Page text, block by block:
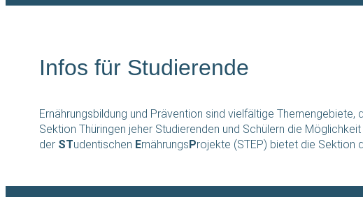
Infos für Studierende
Ernährungsbildung und Prävention sind vielfältige
Sektion Thüringen jeher Studierenden und Schülern die
der STudentischen Ernährungs Projekte (STEP) bietet die Sektion